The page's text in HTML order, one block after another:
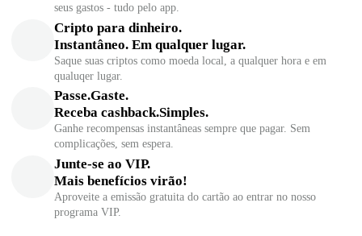
seus gastos - tudo pelo app.
Cripto para dinheiro.
Instantâneo. Em qualquer lugar.
Saque suas criptos como moeda local, a qualquer hora e em
qualuqer lugar.
Passe.Gaste.
Receba cashback.Simples.
Ganhe recompensas instantâneas sempre que pagar. Sem
complicações, sem espera.
Junte-se ao VIP.
Mais benefícios virão!
Aproveite a emissão gratuita do cartão ao entrar no nosso
programa VIP.